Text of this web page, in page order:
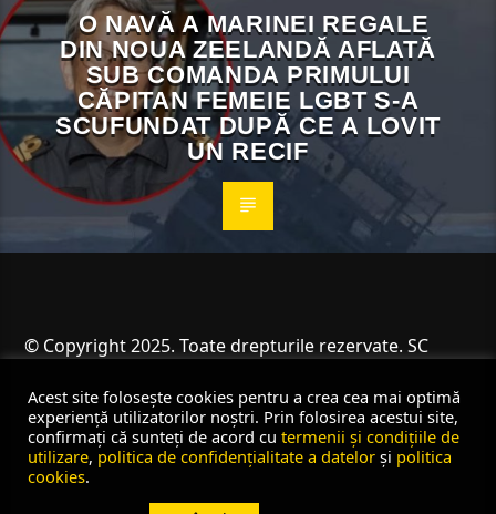
O NAVĂ A MARINEI REGALE
DIN NOUA ZEELANDĂ AFLATĂ
SUB COMANDA PRIMULUI
CĂPITAN FEMEIE LGBT S-A
SCUFUNDAT DUPĂ CE A LOVIT
UN RECIF
© Copyright 2025. Toate drepturile rezervate. SC
Acest site folosește cookies pentru a crea cea mai optimă
experiență utilizatorilor noștri. Prin folosirea acestui site,
confirmați că sunteți de acord cu termenii și condițiile de
utilizare, politica de confidențialitate a datelor și politica
cookies.